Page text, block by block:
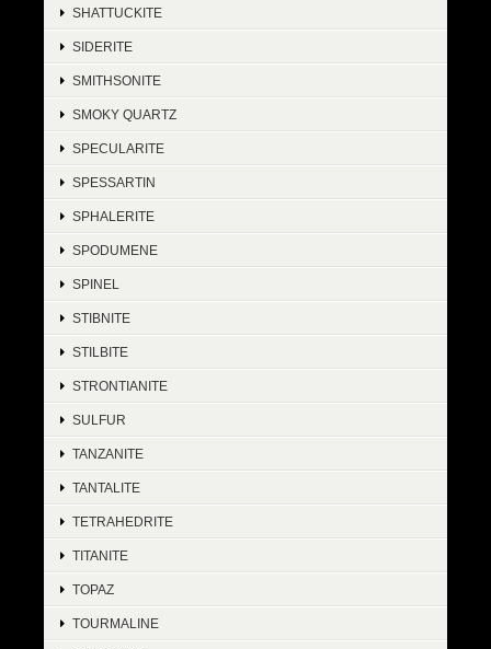
SHATTUCKITE
SIDERITE
SMITHSONITE
SMOKY QUARTZ
SPECULARITE
SPESSARTIN
SPHALERITE
SPODUMENE
SPINEL
STIBNITE
STILBITE
STRONTIANITE
SULFUR
TANZANITE
TANTALITE
TETRAHEDRITE
TITANITE
TOPAZ
TOURMALINE